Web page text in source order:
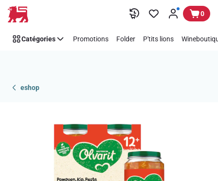
Passer 0
Catégories Promotions Folder P'tits lions
eshop